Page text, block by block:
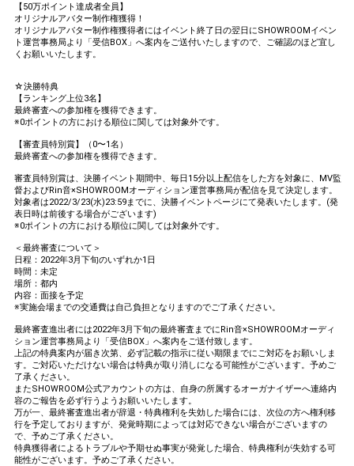
【50万ポイント達成者全員】
オリジナルアバター制作権獲得！
オリジナルアバター制作権獲得者にはイベント終了日の翌日にSHOWROOMイベン
ト運営事務局より「受信BOX」へ案内をご送付いたしますので、ご確認のほど宜し
くお願いいたします。
☆決勝特典
【ランキング上位3名】
最終審査への参加権を獲得できます。
※0ポイントの方における順位に関しては対象外です。
【審査員特別賞】（0〜1名）
最終審査への参加権を獲得できます。
審査員特別賞は、決勝イベント期間中、毎日15分以上配信をした方を対象に、MV監
督およびRin音×SHOWROOMオーディション運営事務局が配信を見て決定します。
対象者は2022/3/23(水)23:59までに、決勝イベントページにて発表いたします。(発
表日時は前後する場合がございます)
※0ポイントの方における順位に関しては対象外です。
＜最終審査について＞
日程：2022年3月下旬のいずれか1日
時間：未定
場所：都内
内容：面接を予定
※実施会場までの交通費は自己負担となりますのでご了承ください。
最終審査進出者には2022年3月下旬の最終審査までにRin音×SHOWROOMオーディ
ション運営事務局より「受信BOX」へ案内をご送付致します。
上記の特典案内が届き次第、必ず記載の指示に従い期限までにご対応をお願いしま
す。ご対応いただけない場合は特典が取り消しになる可能性がございます。予めご
了承ください。
またSHOWROOM公式アカウントの方は、自身の所属するオーガナイザーへ連絡内
容のご報告を必ず行うようお願いいたします。
万が一、最終審査進出者が辞退・特典権利を失効した場合には、次位の方へ権利移
行を予定しておりますが、発覚時期によっては対応できない場合がございますの
で、予めご了承ください。
特典獲得者によるトラブルや予期せぬ事実が発覚した場合、特典権利が失効する可
能性がございます。予めご了承ください。